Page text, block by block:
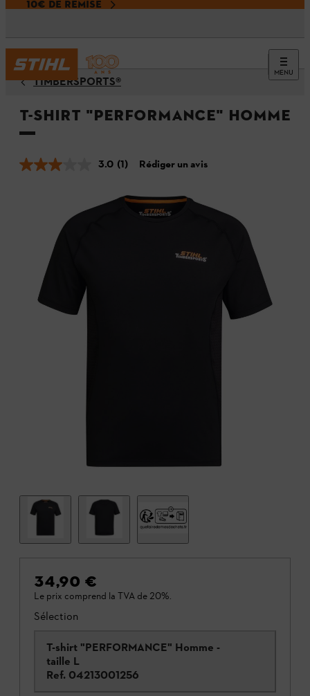
10€ DE REMISE
MENU
TIMBERSPORTS®
T-shirt "PERFORMANCE" Homme
3.0 (1) Rédiger un avis
34,90 €
Le prix comprend la TVA de 20%.
Sélection
T-shirt "PERFORMANCE" Homme -
taille L
Ref. 04213001256